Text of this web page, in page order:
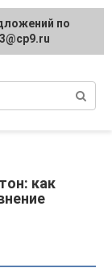
как
по
по